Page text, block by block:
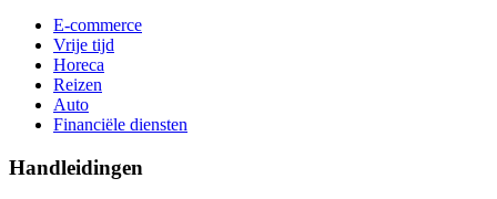
E-commerce
Vrije tijd
Horeca
Reizen
Auto
Financiële diensten
Handleidingen